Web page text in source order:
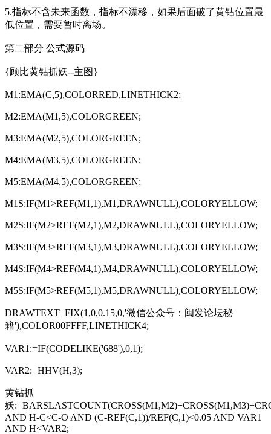
5.指标不含未来函数，指标不漂移，如果后面破了黄钻位置最
低位置，需要暂时离场。
第二部分 公式源码
{顾比黄钻抓妖--主图}
M1:EMA(C,5),COLORRED,LINETHICK2;
M2:EMA(M1,5),COLORGREEN;
M3:EMA(M2,5),COLORGREEN;
M4:EMA(M3,5),COLORGREEN;
M5:EMA(M4,5),COLORGREEN;
M1S:IF(M1>REF(M1,1),M1,DRAWNULL),COLORYELLOW;
M2S:IF(M2>REF(M2,1),M2,DRAWNULL),COLORYELLOW;
M3S:IF(M3>REF(M3,1),M3,DRAWNULL),COLORYELLOW;
M4S:IF(M4>REF(M4,1),M4,DRAWNULL),COLORYELLOW;
M5S:IF(M5>REF(M5,1),M5,DRAWNULL),COLORYELLOW;
DRAWTEXT_FIX(1,0,0.15,0,'微信公众号：闽发论坛秘
籍'),COLOR00FFFF,LINETHICK4;
VAR1:=IF(CODELIKE('688'),0,1);
VAR2:=HHV(H,3);
黄钻抓
妖
AND H-C<C-O AND (C-REF(C,1))/REF(C,1)<0.05 AND VAR1
AND H<VAR2;